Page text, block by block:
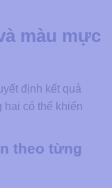
màu mực
định kết quả
hai có thể khiến
theo từng